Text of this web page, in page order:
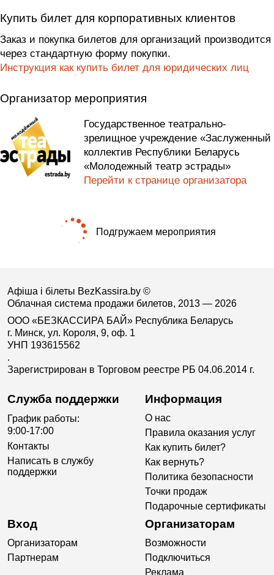
Купить билет для корпоративных клиентов
Заказ и покупка билетов для организаций производится
через стандартную форму покупки.
Инструкция как купить билет для юридических лиц
Организатор мероприятия
Государственное театрально-
зрелищное учреждение «Заслуженный
коллектив Республики Беларусь
«Молодежный театр эстрады»
Перейти к странице организатора
Подгружаем мероприятия
Афіша і білеты BezKassira.by ©
Облачная система продажи билетов, 2013 — 2026
ООО «БЕЗКАССИРА БАЙ» Республика Беларусь
г. Минск, ул. Короля, 9, оф. 1
УНП 193615562
.
Зарегистрирован в Торговом реестре РБ 04.06.2014 г.
Служба поддержки
График работы:
9:00-17:00
Контакты
Написать в службу
поддержки
Информация
О нас
Правила оказания услуг
Как купить билет?
Как вернуть?
Политика безопасности
Точки продаж
Подарочные сертификаты
Вход
Организаторам
Партнерам
Организаторам
Возможности
Подключиться
Реклама